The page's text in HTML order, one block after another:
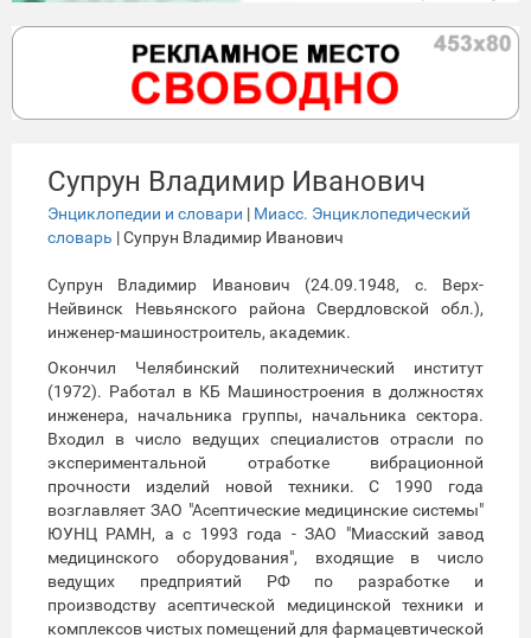
Супрун Владимир Иванович
Энциклопедии и словари | Миасс. Энциклопедический
словарь | Супрун Владимир Иванович
Супрун Владимир Иванович (24.09.1948, с. Верх-
Нейвинск Невьянского района Свердловской обл.),
инженер-машиностроитель, академик.
Окончил Челябинский политехнический институт
(1972). Работал в КБ Машиностроения в должностях
инженера, начальника группы, начальника сектора.
Входил в число ведущих специалистов отрасли по
экспериментальной отработке вибрационной
прочности изделий новой техники. С 1990 года
возглавляет ЗАО "Асептические медицинские системы"
ЮУНЦ РАМН, а с 1993 года - ЗАО "Миасский завод
медицинского оборудования", входящие в число
ведущих предприятий РФ по разработке и
производству асептической медицинской техники и
комплексов чистых помещений для фармацевтической